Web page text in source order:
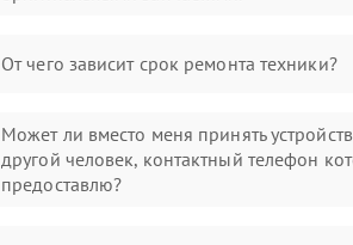
От чего зависит срок ремонта техники?
Может ли вместо меня принять
другой человек, контактный телефон
предоставлю?